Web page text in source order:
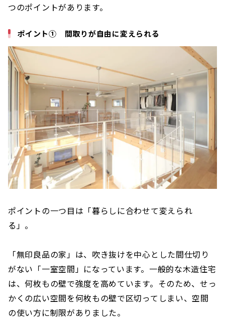
つのポイントがあります。
ポイント① 間取りが自由に変えられる
ポイントの一つ目は「暮らしに合わせて変えられ
る」。
「無印良品の家」は、吹き抜けを中心とした間仕切り
がない「一室空間」になっています。一般的な木造住宅
は、何枚もの壁で強度を高めています。そのため、せっ
かくの広い空間を何枚もの壁で区切ってしまい、空間
の使い方に制限がありました。